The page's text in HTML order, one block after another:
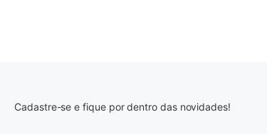
Cadastre-se e fique por dentro das novidades!